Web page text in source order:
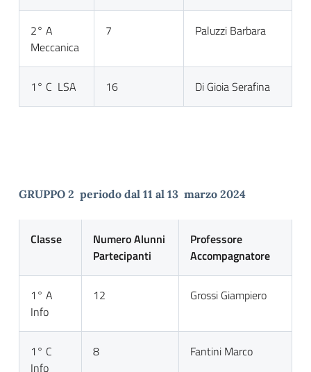
2° A
Meccanica
7 Paluzzi Barbara
1° C LSA 16 Di Gioia Serafina
GRUPPO 2 periodo dal 11 al 13 marzo 2024
Classe
Numero Alunni
Partecipanti
Professore
Accompagnatore
1° A
Info
12 Grossi Giampiero
1° C
Info
8 Fantini Marco